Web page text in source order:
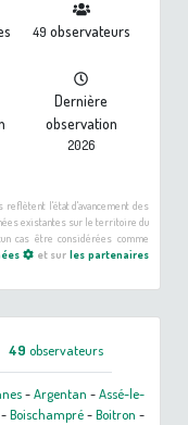
49 observateurs
Dernière
observation
2026
l'état d'avancement des
existantes sur le territoire du
cas être considérées comme
et surles partenaires
49 observateurs
-Argentan -Assé-le-
-Boischampré-Boitron -